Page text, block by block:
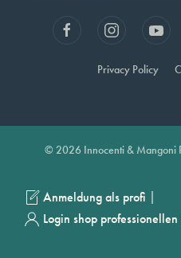
Privacy Policy
© 2026 Innocenti & Mangoni
Anmeldung als profi |
Login shop professionellen